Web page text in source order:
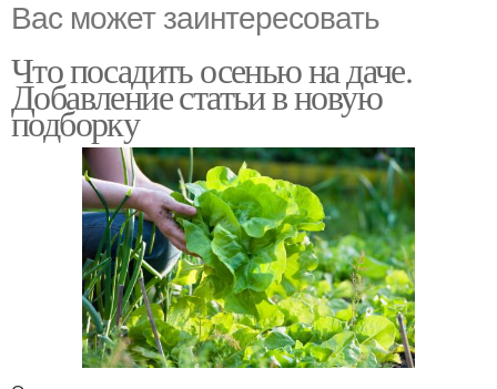
Вас может заинтересовать
Что посадить осенью на даче.
Добавление статьи в новую
подборку